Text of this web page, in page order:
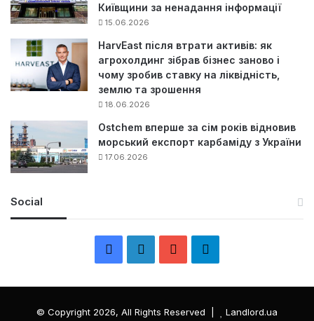
Київщини за ненадання інформації
15.06.2026
HarvEast після втрати активів: як
агрохолдинг зібрав бізнес заново і
чому зробив ставку на ліквідність,
землю та зрошення
18.06.2026
Ostchem вперше за сім років відновив
морський експорт карбаміду з України
17.06.2026
Social
л
© Copyright 2026, All Rights Reserved | Landlord.ua